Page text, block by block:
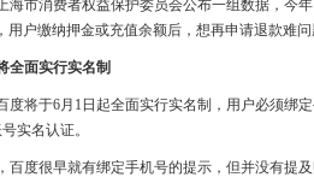
海市消费者权益保护委员会公布一组数据，今
用户缴纳押金或充值余额后，想再申请退款难问
全面实行实名制
度将于6月1日起全面实行实名制，用户必须绑
实名认证。
百度很早就有绑定手机号的提示，但并没有提